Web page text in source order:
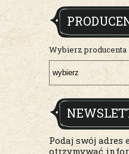
Wybierz producenta
Podaj swój adres
otrzymywać